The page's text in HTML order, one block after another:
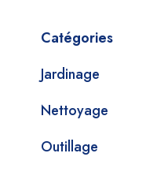
Catégories
Jardinage
Nettoyage
Outillage